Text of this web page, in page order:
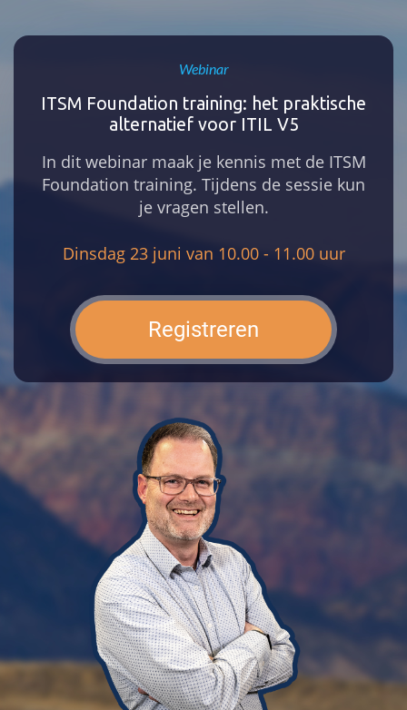
Webinar
ITSM Foundation training: het praktische
alternatief voor ITIL V5
In dit webinar maak je kennis met de ITSM
Foundation training. Tijdens de sessie kun
je vragen stellen.
Dinsdag 23 juni van 10.00 - 11.00 uur
Registreren